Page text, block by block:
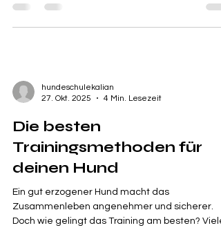
Beziehung aufzubauen? Die Hundeschule
hat sich genau darauf spezialisiert und
Kunden, die zeigen, wie sich das Leben mit
Hund durch gezie
hundeschulekalian
27. Okt. 2025
4 Min. Lesezeit
Die besten
Trainingsmethoden für
deinen Hund
Ein gut erzogener Hund macht das
Zusammenleben angenehmer und sicherer.
Doch wie gelingt das Training am besten? Viele